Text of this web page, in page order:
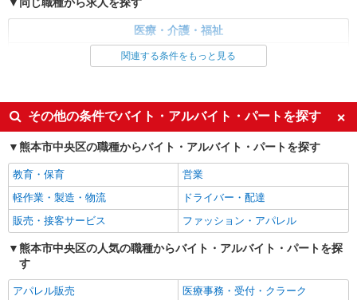
医療・介護・福祉
未経験歓迎
ミドル（40代～）活躍中
ボーナス・賞与あり
車通勤OK
交通費支給
社会保険あり
産休・育休取得実績あり
関連する条件をもっと見る
その他の条件でバイト・アルバイト・パートを探す
熊本市中央区の職種からバイト・アルバイト・パートを探す
教育・保育
営業
軽作業・製造・物流
ドライバー・配達
販売・接客サービス
ファッション・アパレル
熊本市中央区の人気の職種からバイト・アルバイト・パートを探
す
アパレル販売
医療事務・受付・クラーク